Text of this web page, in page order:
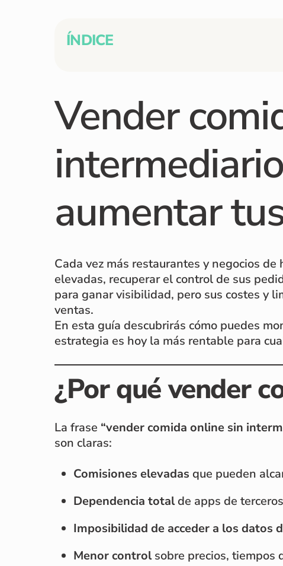
ÍNDICE
Vender
aumentar
Cada vez más restaurantes y negocios de
elevadas, recuperar el control de sus
para ganar visibilidad, pero sus costes y
ventas.
En esta guía descubrirás cómo puedes
estrategia es hoy la más rentable para
¿Por qué vender
La frase “vender comida online sin
son claras:
Comisiones elevadas que pueden
Dependencia totalde apps de
Imposibilidad de acceder a los datos
Menor controlsobre precios, tiempos